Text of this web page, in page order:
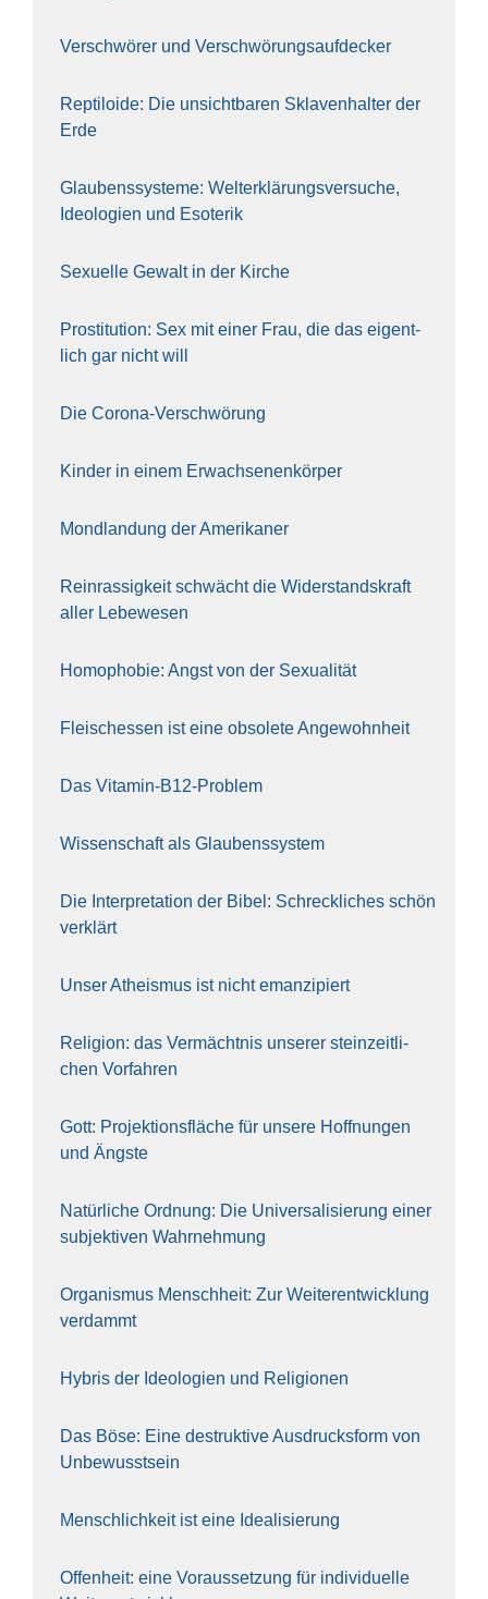
Ver­schwö­rer und Verschwörungs­aufdecker
Rep­ti­lo­ide: Die unsicht­ba­ren Skla­ven­hal­ter der
Erde
Glau­bens­sys­te­me: Welt­erklä­rungs­ver­su­che,
Ideo­lo­gien und Eso­te­rik
Sexu­el­le Gewalt in der Kir­che
Pro­sti­tu­ti­on: Sex mit einer Frau, die das eigent­
lich gar nicht will
Die Coro­na-Ver­schwö­rung
Kin­der in einem Erwach­se­nen­kör­per
Mond­lan­dung der Ame­ri­ka­ner
Rein­ras­sig­keit schwächt die Wider­stands­kraft
aller Lebe­we­sen
Homo­pho­bie: Angst von der Sexua­li­tät
Fleisch­essen ist eine obso­le­te An‍ge‍wohn‍heit
Das Vit­amin-B12-Pro­blem
Wis­sen­schaft als Glau­bens­sys­tem
Die Inter­pre­ta­ti­on der Bibel: Schreck­li­ches schön
ver­klärt
Unser Athe­is­mus ist nicht eman­zi­piert
Reli­gi­on: das Ver­mächt­nis unse­rer stein­zeit­li­
chen Vor­fah­ren
Gott: Pro­jek­ti­ons­flä­che für unse­re Hoff­nun­gen
und Ängs­te
Natür­li­che Ord­nung: Die Uni­ver­sa­li­sie­rung einer
sub­jek­ti­ven Wahr­neh­mung
Orga­nis­mus Mensch­heit: Zur Wei­ter­ent­wick­lung
ver­dammt
Hybris der Ideo­lo­gien und Reli­gio­nen
Das Böse: Eine destruk­ti­ve Aus­drucks­form von
Unbe­wusst­sein
Mensch­lich­keit ist eine Idea­li­sie­rung
Offen­heit: eine Vor­aus­set­zung für indi­vi­du­el­le